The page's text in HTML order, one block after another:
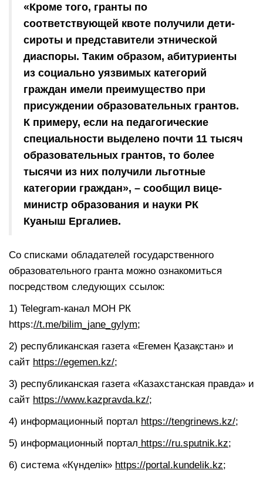
«Кроме того, гранты по
соответствующей квоте получили дети-
сироты и представители этнической
диаспоры. Таким образом, абитуриенты
из социально уязвимых категорий
граждан имели преимущество при
присуждении образовательных грантов.
К примеру, если на педагогические
специальности выделено почти 11 тысяч
образовательных грантов, то более
тысячи из них получили льготные
категории граждан», – сообщил вице-
министр образования и науки РК
Куаныш Ергалиев.
Со списками обладателей государственного
образовательного гранта можно ознакомиться
посредством следующих ссылок:
1) Telegram-канал МОН РК
https://t.me/bilim_jane_gylym;
2) республиканская газета «Егемен Қазақстан» и
сайт https://egemen.kz/;
3) республиканская газета «Казахстанская правда» и
сайт https://www.kazpravda.kz/;
4) информационный портал https://tengrinews.kz/;
5) информационный портал https://ru.sputnik.kz;
6) система «Күнделік» https://portal.kundelik.kz;